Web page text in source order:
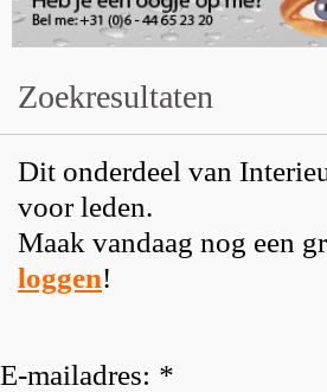
Zoekresultaten
Dit onderdeel van
voor leden.
Maak vandaag nog een
loggen!
E-mailadres: *